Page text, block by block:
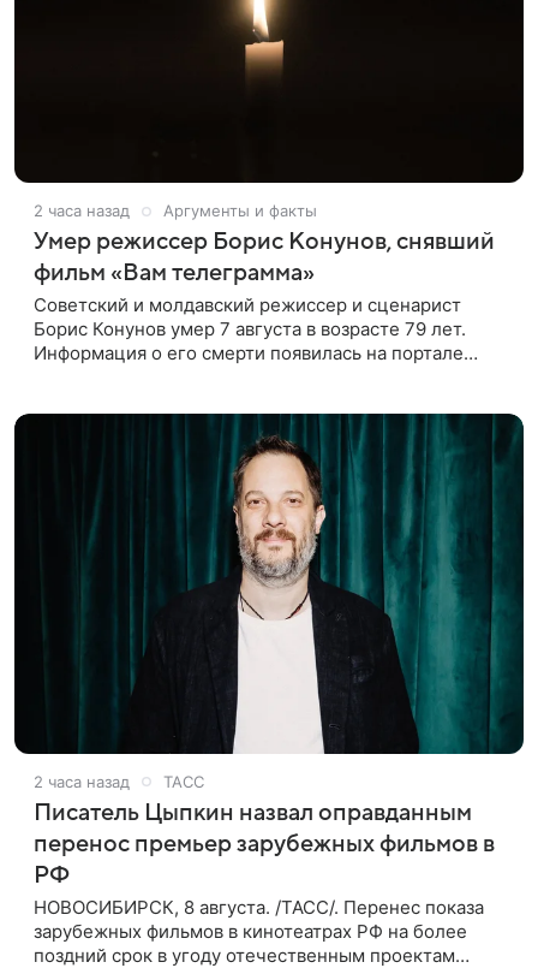
2 часа назад Аргументы и факты
Умер режиссер Борис Конунов, снявший
фильм «Вам телеграмма»
Советский и молдавский режиссер и сценарист
Борис Конунов умер 7 августа в возрасте 79 лет.
Информация о его смерти появилась на портале
2 часа назад ТАСС
Писатель Цыпкин назвал оправданным
перенос премьер зарубежных фильмов в
РФ
НОВОСИБИРСК, 8 августа. /ТАСС/. Перенес показа
зарубежных фильмов в кинотеатрах РФ на более
поздний срок в угоду отечественным проектам